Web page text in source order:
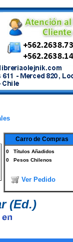
Carro de Compras
0 Títulos Añadidos
0 Pesos Chilenos
Ver Pedido
(Ed.)